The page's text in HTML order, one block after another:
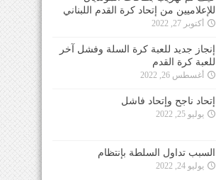
للإعلاميين من إتحاد كرة القدم اللبناني
أكتوبر 27, 2022
إنجاز جديد للعبة كرة السلة وفشل آخر
للعبة كرة القدم
أغسطس 26, 2022
إتحاد ناجح وإتحاد فاشل
يوليو 25, 2022
السبب تداول السلطة بإنتظام
يوليو 24, 2022